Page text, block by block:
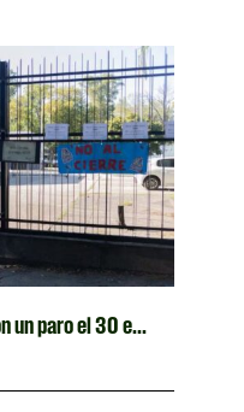
un paro el 30 e...